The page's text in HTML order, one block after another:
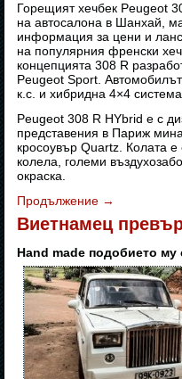
Горещият хечбек Peugeot
на автосалона в Шанхай,
информация за цени и
на популярния френски
концепцията 308 R
Peugeot Sport.
к.с. и хибридна 4×4
Peugeot 308 R HYbrid е с
представения в Париж
кросоувър Quartz. Колата
колела, големи
окраска.
Продължение →
Виетнамец
Hand made подобието му